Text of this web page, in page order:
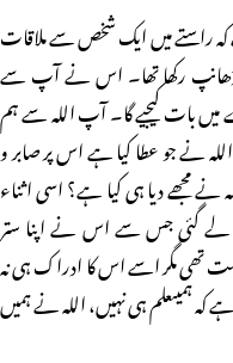
کہ راستے میں ایک شخص سے ملاقات
ڈھانپ رکھا تھا۔ اس نے آپ سے
بات کیجیے گا۔ آپ اللہ سے ہم
نے جو عطا کیا ہے اس پر صابر و
نے مجھے دیا ہی کیا ہے؟ اسی اثناء
لے گئی جس سے اس نے اپنا ستر
تھی مگر اسے اس کا ادراک ہی نہ
کہ ہمیںعلم ہی نہیں، اللہ نے ہمیں